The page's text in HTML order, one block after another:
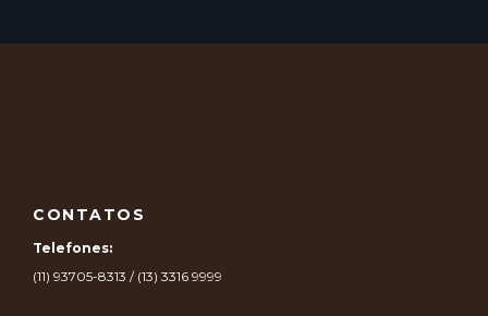
CONTATOS
Telefones:
(11) 93705-8313 / (13) 3316 9999